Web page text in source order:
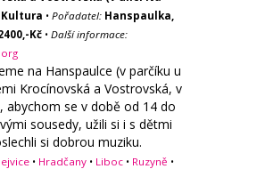
Kultura • Pořadatel: Hanspaulka,
Kč • Další informace:
na Hanspaulce (v parčíku u
Krocínovská a Vostrovská, v
abychom se v době od 14 do
sousedy, užili si i s dětmi
si dobrou muziku.
• Hradčany • Liboc • Ruzyně •